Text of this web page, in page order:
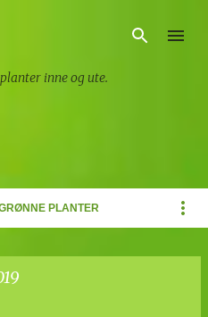
inne og ute.
PLANTER